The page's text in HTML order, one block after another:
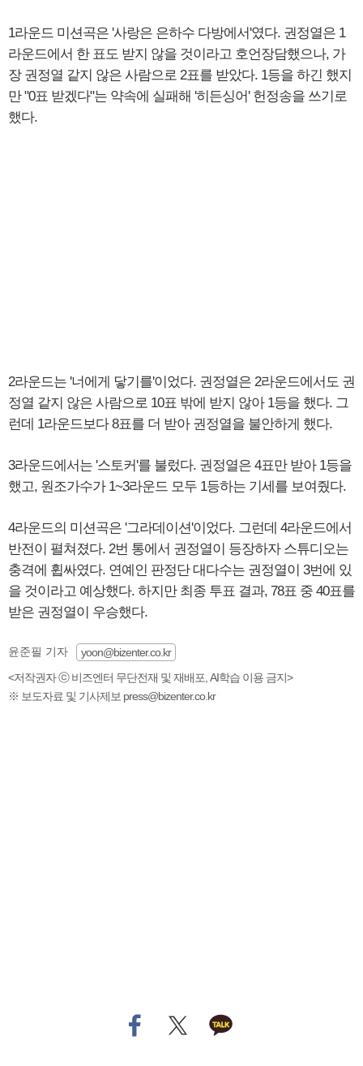
1라운드 미션곡은 '사랑은 은하수 다방에서'였다. 권정열은 1
라운드에서 한 표도 받지 않을 것이라고 호언장담했으나, 가
장 권정열 같지 않은 사람으로 2표를 받았다. 1등을 하긴 했지
만 "0표 받겠다"는 약속에 실패해 '히든싱어' 헌정송을 쓰기로
했다.
2라운드는 '너에게 닿기를'이었다. 권정열은 2라운드에서도 권
정열 같지 않은 사람으로 10표 밖에 받지 않아 1등을 했다. 그
런데 1라운드보다 8표를 더 받아 권정열을 불안하게 했다.
3라운드에서는 '스토커'를 불렀다. 권정열은 4표만 받아 1등을
했고, 원조가수가 1~3라운드 모두 1등하는 기세를 보여줬다.
4라운드의 미션곡은 '그라데이션'이었다. 그런데 4라운드에서
반전이 펼쳐졌다. 2번 통에서 권정열이 등장하자 스튜디오는
충격에 휩싸였다. 연예인 판정단 대다수는 권정열이 3번에 있
을 것이라고 예상했다. 하지만 최종 투표 결과, 78표 중 40표를
받은 권정열이 우승했다.
윤준필 기자
yoon@bizenter.co.kr
<저작권자 ⓒ 비즈엔터 무단전재 및 재배포, AI학습 이용 금지>
※ 보도자료 및 기사제보 press@bizenter.co.kr